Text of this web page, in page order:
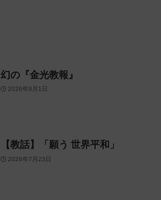
幻の『金光教報』
2026年8月1日
【教話】「願う 世界平和」
2026年7月23日